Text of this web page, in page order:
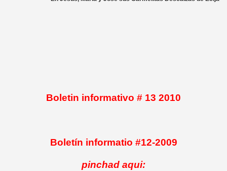
Boletin informativo # 13 2010
Boletín informatio #12-2009
pinchad aqui: